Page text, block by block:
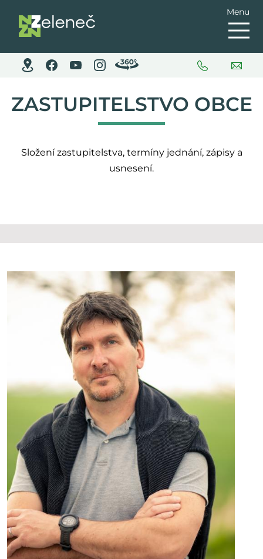
Menu
ZASTUPITELSTVO OBCE
Složení zastupitelstva, termíny jednání, zápisy a
usnesení.